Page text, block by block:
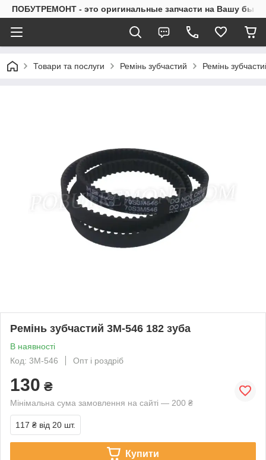
ПОБУТРЕМОНТ - это оригинальные запчасти на Вашу
Товари та послуги Ремінь зубчастий Ремінь
Ремінь зубчастий 3М-546 182 зуба
В наявності
Код: 3М-546
Опт і роздріб
130 ₴
Мінімальна сума замовлення на сайті — 200 ₴
117 ₴ від 20 шт.
Купити